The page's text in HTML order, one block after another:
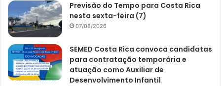
Previsão do Tempo para Costa Rica
nesta sexta-feira (7)
07/08/2026
SEMED Costa Rica convoca candidatas
para contratação temporária e
atuação como Auxiliar de
Desenvolvimento Infantil